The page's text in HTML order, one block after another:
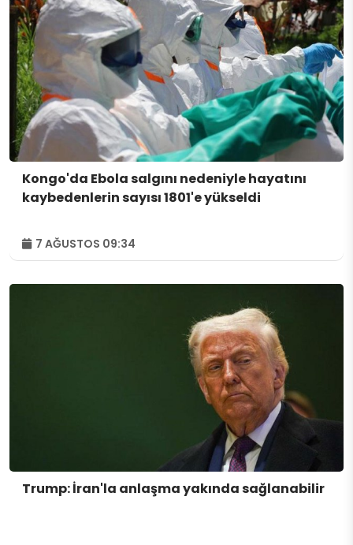
Kongo'da Ebola salgını nedeniyle hayatını
kaybedenlerin sayısı 1801'e yükseldi
7 AĞUSTOS 09:34
Trump: İran'la anlaşma yakında sağlanabilir